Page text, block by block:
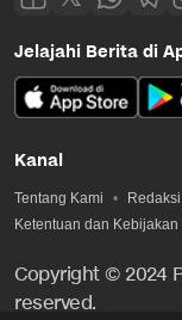
Jelajahi Berita di
Kanal
Tentang Kami Redaksi
Ketentuan dan Kebijakan
Copyright © 2024
reserved.